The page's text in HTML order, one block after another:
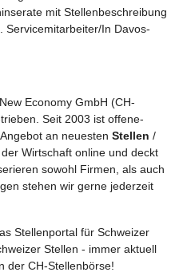
mit Stellenbeschreibung
Servicemitarbeiter/In Davos-
Economy GmbH (CH-
Seit 2003 ist offene-
an neuesten Stellen /
Wirtschaft online und deckt
sowohl Firmen, als auch
stehen wir gerne jederzeit
Stellenportal für Schweizer
Stellen - immer aktuell
der CH-Stellenbörse!